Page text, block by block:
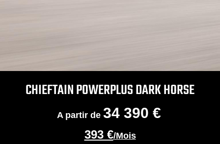
CHIEFTAIN POWERPLUS DARK HORSE
A partir de 34 390 €
393 €/Mois